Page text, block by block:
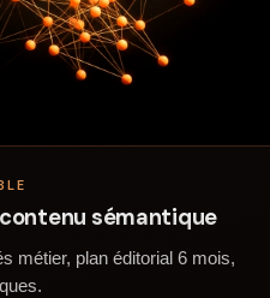
sémantique
métier, plan éditorial 6 mois,